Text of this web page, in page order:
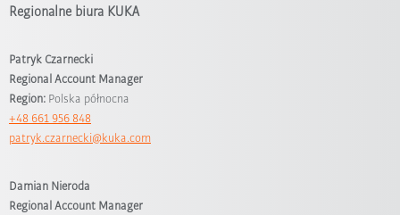
Regionalne biura KUKA
Patryk Czarnecki
Regional Account Manager
Region: Polska północna
+48 661 956 848
patryk.czarnecki@kuka.com
Damian Nieroda
Regional Account Manager